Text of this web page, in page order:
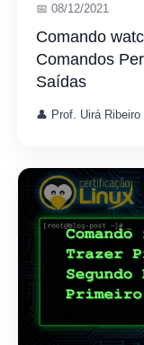
📅 08/12/2021
Comando
Comandos
Saídas
👤 Prof. Uirá Ribeiro